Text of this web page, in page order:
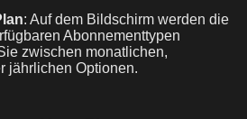
: Auf dem Bildschirm werden die
Abonnementtypen
zwischen monatlichen,
jährlichen Optionen.